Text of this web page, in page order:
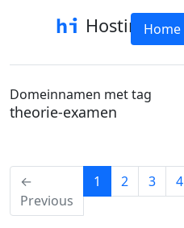
HostinfoHome
Domeinnamen met tag
theorie-examen
←
Previous
1 (current)
2 3 4